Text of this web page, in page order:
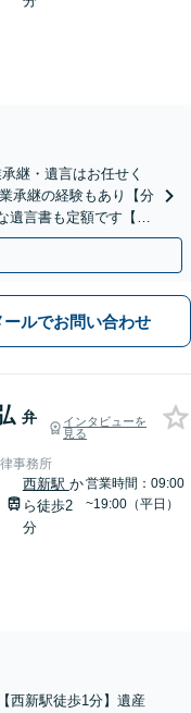
継・遺言はお任せく
承継の経験もあり【分
遺言書も定額です【夜
歴7年】
ールでお問い合わせ
弁
インタビューを
見る
事務所
西新駅 か
ら徒歩2
分
営業時間：09:00
~19:00（平日）
西新駅徒歩1分】遺産